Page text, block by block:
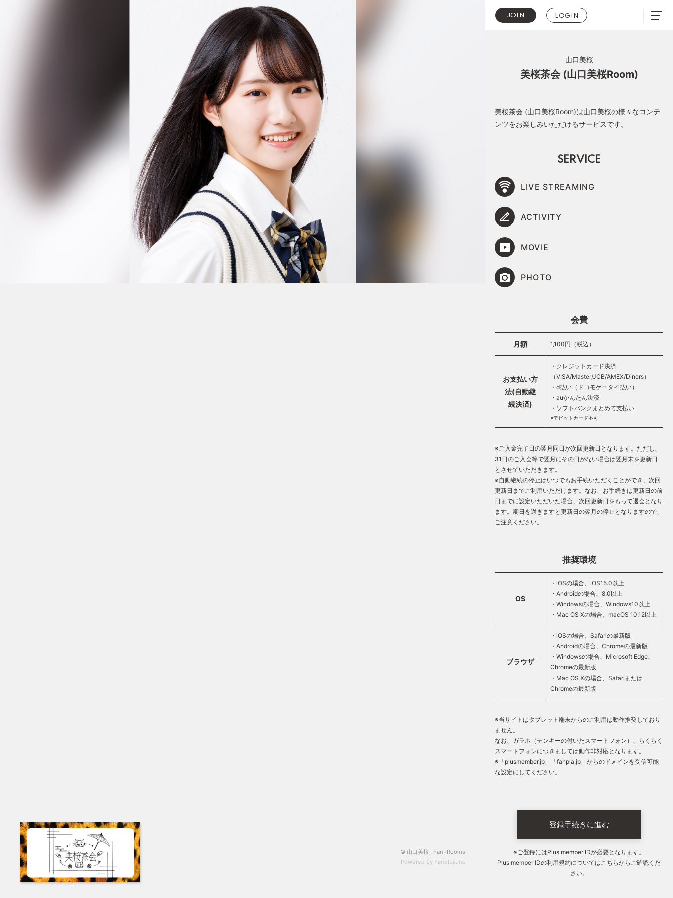
© 山口美桜 , Fan+Rooms
Powered by Fanplus.inc
JOIN LOGIN
山口美桜
美桜茶会 (山口美桜Room)
美桜茶会 (山口美桜Room)は山口美桜の様々なコンテ
ンツをお楽しみいただけるサービスです。
SERVICE
LIVE STREAMING
ACTIVITY
MOVIE
PHOTO
会費
月額 1,100円（税込）
お支払い方
法(自動継
続決済)
・クレジットカード決済
（VISA/Master/JCB/AMEX/Diners）
・d払い（ドコモケータイ払い）
・auかんたん決済
・ソフトバンクまとめて支払い
※デビットカード不可
※ご入金完了日の翌月同日が次回更新日となります。ただし、
31日のご入会等で翌月にその日がない場合は翌月末を更新日
とさせていただきます。
※自動継続の停止はいつでもお手続いただくことができ、次回
更新日までご利用いただけます。なお、お手続きは更新日の前
日までに設定いただいた場合、次回更新日をもって退会となり
ます。期日を過ぎますと更新日の翌月の停止となりますので、
ご注意ください。
推奨環境
OS
・iOSの場合、iOS15.0以上
・Androidの場合、8.0以上
・Windowsの場合、Windows10以上
・Mac OS Xの場合、macOS 10.12以上
ブラウザ
・iOSの場合、Safariの最新版
・Androidの場合、Chromeの最新版
・Windowsの場合、Microsoft Edge、
Chromeの最新版
・Mac OS Xの場合、Safariまたは
Chromeの最新版
※当サイトはタブレット端末からのご利用は動作推奨しており
ません。
なお、ガラホ（テンキーの付いたスマートフォン）、らくらく
スマートフォンにつきましては動作非対応となります。
※「plusmember.jp」「fanpla.jp」からのドメインを受信可能
な設定にしてください。
登録手続きに進む
※ご登録にはPlus member IDが必要となります。
Plus member IDの利用規約については こちらから ご確認くだ
さい。